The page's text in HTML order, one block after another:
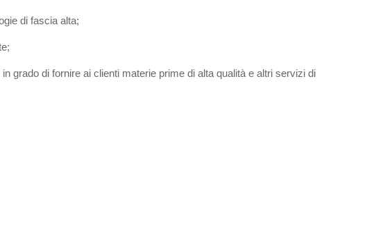
di fascia alta;
grado di fornire ai clienti materie prime di alta qualità e altri servizi di